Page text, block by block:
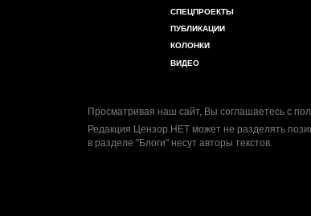
СПЕЦПРОЕКТЫ
ПУБЛИКАЦИИ
КОЛОНКИ
ВИДЕО
Просматривая наш сайт, Вы соглашаетесь с
Редакция Цензор.НЕТ может не разделять
в разделе "Блоги" несут авторы текстов.